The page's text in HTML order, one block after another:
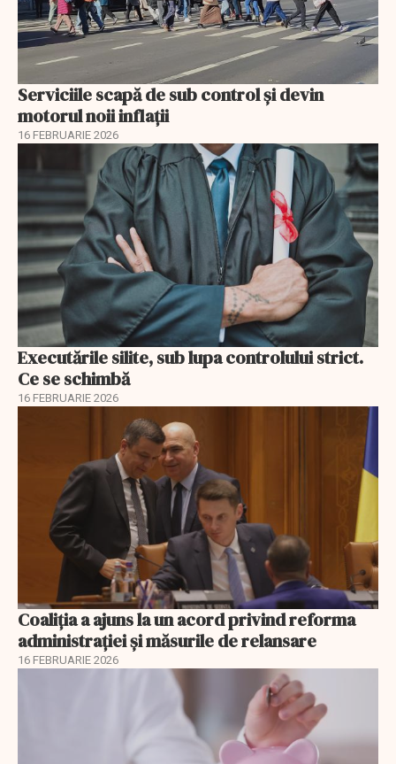
Serviciile scapă de sub control și devin
motorul noii inflații
16 FEBRUARIE 2026
Executările silite, sub lupa controlului strict.
Ce se schimbă
16 FEBRUARIE 2026
Coaliția a ajuns la un acord privind reforma
administrației și măsurile de relansare
16 FEBRUARIE 2026